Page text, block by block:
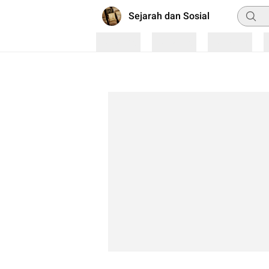
Sejarah dan Sosial